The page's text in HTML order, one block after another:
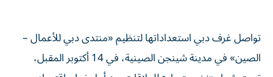
تواصل غرف دبي استعداداتها لتنظيم «منتدى دبي للأعمال –
الصين» في مدينة شينجن الصينية، في 14 أكتوبر المقبل،